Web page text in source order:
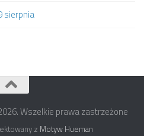
sierpnia
Wszelkie prawa zastrzeżone
z Motyw Hueman